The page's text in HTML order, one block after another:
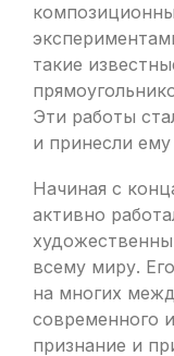
такие
Эти работы
и принесли
Начиная с
активно
всему миру.
на многих
современного
признание и